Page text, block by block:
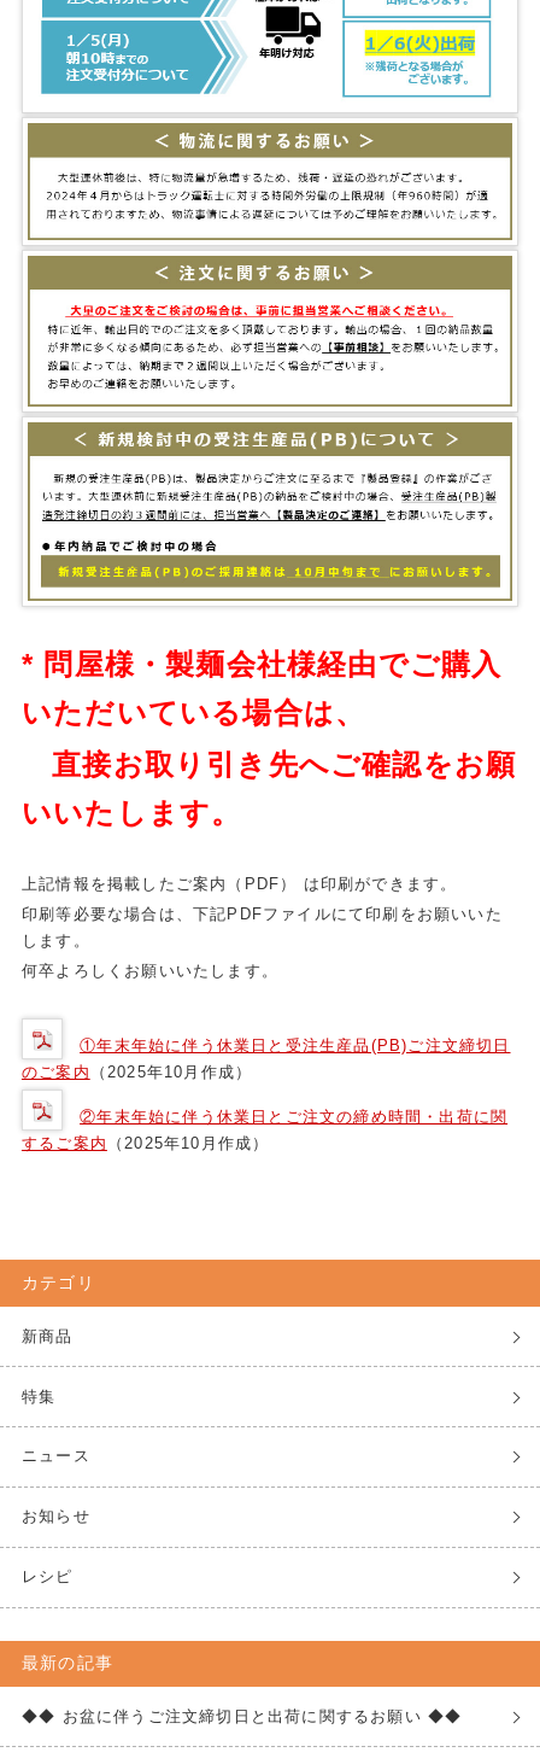
* 問屋様・製麺会社様経由でご購入
いただいている場合は、
直接お取り引き先へご確認をお願
いいたします。
上記情報を掲載したご案内（PDF） は印刷ができます。
印刷等必要な場合は、下記PDFファイルにて印刷をお願いいた
します。
何卒よろしくお願いいたします。
①年末年始に伴う休業日と受注生産品(PB)ご注文締切日
のご案内
（2025年10月作成）
②年末年始に伴う休業日とご注文の締め時間・出荷に関
するご案内
（2025年10月作成）
カテゴリ
新商品
特集
ニュース
お知らせ
レシピ
最新の記事
◆◆ お盆に伴うご注文締切日と出荷に関するお願い ◆◆